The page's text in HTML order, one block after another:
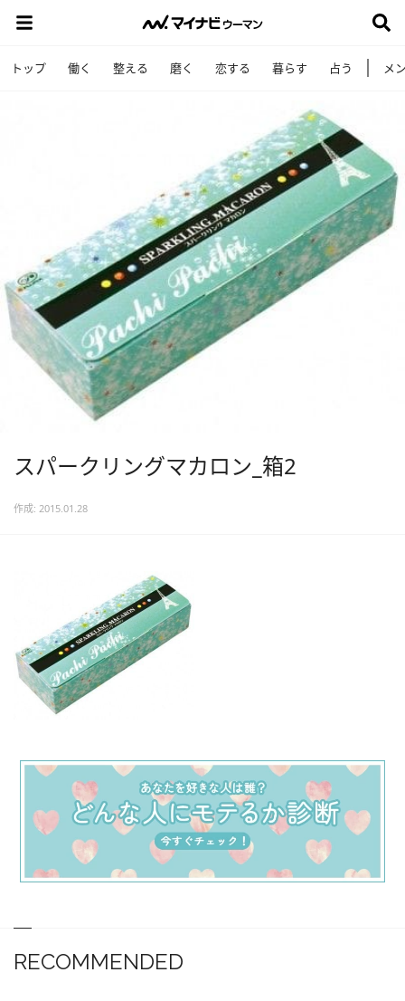
トップ 働く 整える 磨く 恋する 暮らす 占う メ
スパークリングマカロン_箱2
作成: 2015.01.28
RECOMMENDED